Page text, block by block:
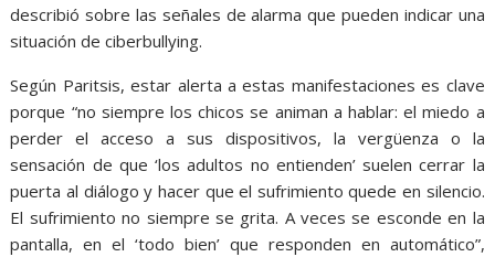
describió sobre las señales de alarma que pueden indicar una
situación de ciberbullying.
Según Paritsis, estar alerta a estas manifestaciones es clave
porque “no siempre los chicos se animan a hablar: el miedo a
perder el acceso a sus dispositivos, la vergüenza o la
sensación de que ‘los adultos no entienden’ suelen cerrar la
puerta al diálogo y hacer que el sufrimiento quede en silencio.
El sufrimiento no siempre se grita. A veces se esconde en la
pantalla, en el ‘todo bien’ que responden en automático”,